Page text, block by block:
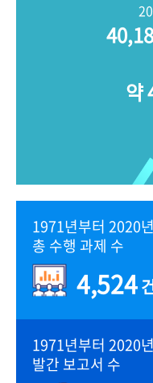
약
1971년부터 2020
총 수행 과제 수
4,524
1971년부터 2020
발간 보고서 수